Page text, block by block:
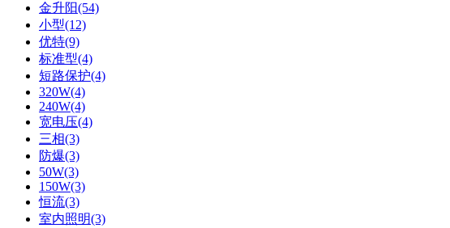
金升阳(54)
小型(12)
优特(9)
标准型(4)
短路保护(4)
320W(4)
240W(4)
宽电压(4)
三相(3)
防爆(3)
50W(3)
150W(3)
恒流(3)
室内照明(3)